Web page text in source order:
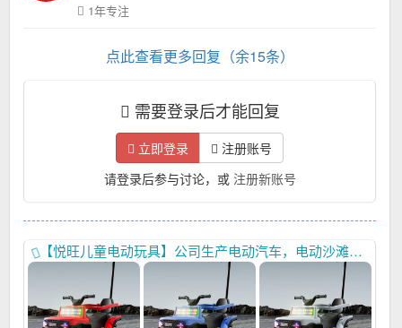
1年专注
点此查看更多回复（余15条）
需要登录后才能回复
立即登录
注册账号
请登录后参与讨论，或注册新账号
【悦旺儿童电动玩具】公司生产电动汽车，电动沙滩车。以优越的品质和贴心高效率的售后受到国内外客户一致好评。新品上市有兴趣可以联系我，做到合作共赢。本人联系电话：15732962736